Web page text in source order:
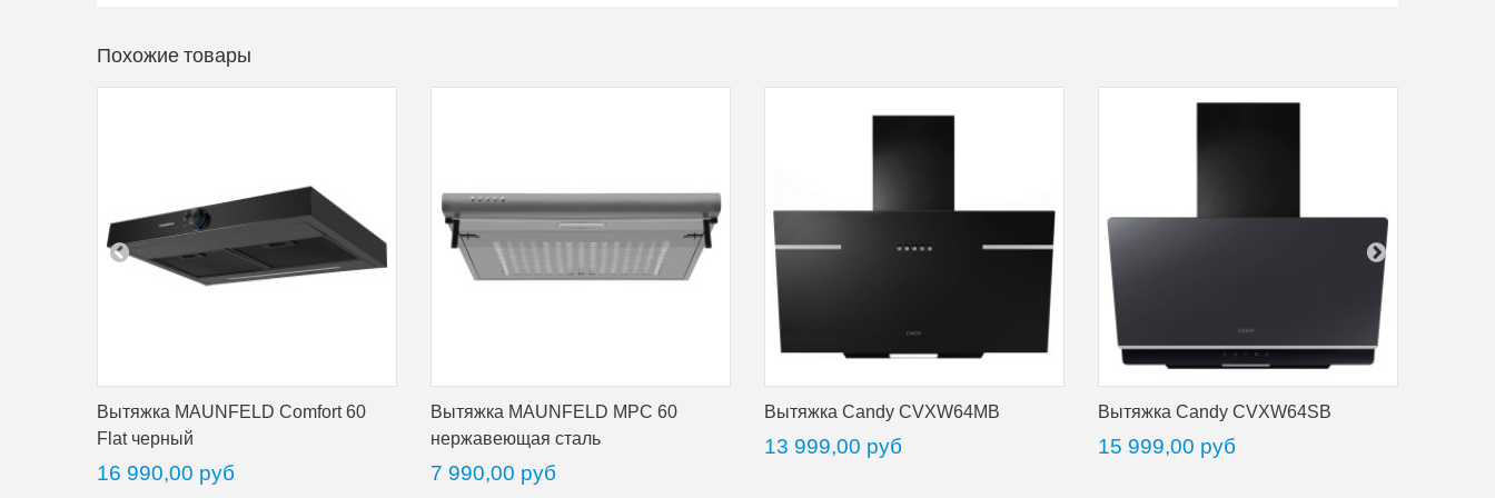
Похожие товары
Вытяжка MAUNFELD Comfort 60
Flat черный
16 990,00 руб
Вытяжка MAUNFELD MPC 60
нержавеющая сталь
7 990,00 руб
Вытяжка Candy CVXW64MB
13 999,00 руб
Вытяжка Candy CVXW64SB
15 999,00 руб